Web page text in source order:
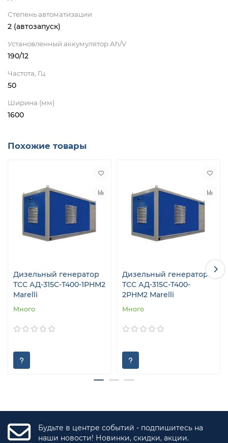
Степень автоматизации
2 (автозапуск)
Установленный аккумулятор Ah/V
190/12
Частота, Гц
50
Ширина (мм)
1600
Похожие товары
Дизельный генератор
ТСС АД-315С-Т400-1РНМ2
Marelli
Много
Дизельный генератор
ТСС АД-315С-Т400-
2РНМ2 Marelli
Много
Будьте в центре событий - подпишитесь на
наши новости! Новинки, скидки, акции.